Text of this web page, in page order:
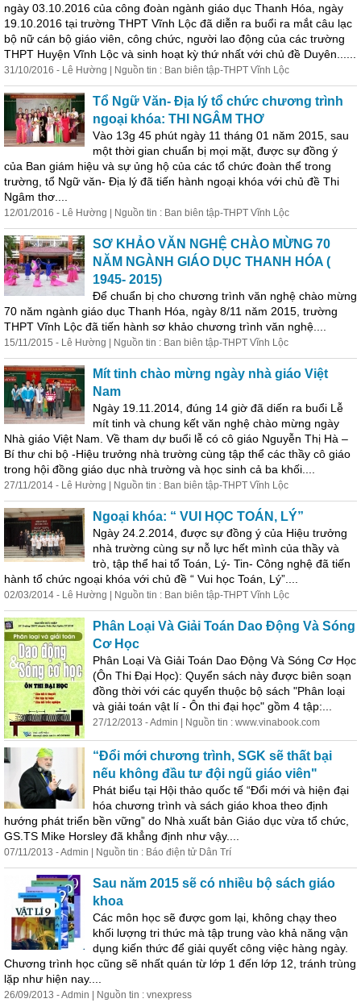
ngày 03.10.2016 của công đoàn ngành giáo dục Thanh Hóa, ngày
19.10.2016 tại trường THPT Vĩnh Lộc đã diễn ra buổi ra mắt câu lạc
bộ nữ cán bộ giáo viên, công chức, người lao động của các trường
THPT Huyện Vĩnh Lộc và sinh hoạt kỳ thứ nhất với chủ đề Duyên......
31/10/2016 - Lê Hường | Nguồn tin : Ban biên tập-THPT Vĩnh Lộc
Tổ Ngữ Văn- Địa lý tổ chức chương trình
ngoại khóa: THI NGÂM THƠ
Vào 13g 45 phút ngày 11 tháng 01 năm 2015, sau
một thời gian chuẩn bị mọi mặt, được sự đồng ý
của Ban giám hiệu và sự ủng hộ của các tổ chức đoàn thể trong
trường, tổ Ngữ văn- Địa lý đã tiến hành ngoại khóa với chủ đề Thi
Ngâm thơ....
12/01/2016 - Lê Hường | Nguồn tin : Ban biên tập-THPT Vĩnh Lộc
SƠ KHẢO VĂN NGHỆ CHÀO MỪNG 70
NĂM NGÀNH GIÁO DỤC THANH HÓA (
1945- 2015)
Để chuẩn bị cho chương trình văn nghệ chào mừng
70 năm ngành giáo dục Thanh Hóa, ngày 8/11 năm 2015, trường
THPT Vĩnh Lộc đã tiến hành sơ khảo chương trình văn nghệ....
15/11/2015 - Lê Hường | Nguồn tin : Ban biên tập-THPT Vĩnh Lộc
Mít tinh chào mừng ngày nhà giáo Việt
Nam
Ngày 19.11.2014, đúng 14 giờ đã diến ra buổi Lễ
mít tinh và chung kết văn nghệ chào mừng ngày
Nhà giáo Việt Nam. Về tham dự buổi lễ có cô giáo Nguyễn Thị Hà –
Bí thư chi bộ -Hiệu trưởng nhà trường cùng tập thể các thầy cô giáo
trong hội đồng giáo dục nhà trường và học sinh cả ba khối....
27/11/2014 - Lê Hường | Nguồn tin : Ban biên tập-THPT Vĩnh Lộc
Ngoại khóa: “ VUI HỌC TOÁN, LÝ”
Ngày 24.2.2014, được sự đồng ý của Hiệu trưởng
nhà trường cùng sự nỗ lực hết mình của thầy và
trò, tập thể hai tổ Toán, Lý- Tin- Công nghệ đã tiến
hành tổ chức ngoại khóa với chủ đề “ Vui học Toán, Lý”....
02/03/2014 - Lê Hường | Nguồn tin : Ban biên tập-THPT Vĩnh Lộc
Phân Loại Và Giải Toán Dao Động Và Sóng
Cơ Học
Phân Loại Và Giải Toán Dao Động Và Sóng Cơ Học
(Ôn Thi Đại Học): Quyển sách này được biên soạn
đồng thời với các quyển thuộc bộ sách "Phân loại
và giải toán vật lí - Ôn thi đại học" gồm 4 tập:...
27/12/2013 - Admin | Nguồn tin : www.vinabook.com
“Đổi mới chương trình, SGK sẽ thất bại
nếu không đầu tư đội ngũ giáo viên"
Phát biểu tại Hội thảo quốc tế “Đổi mới và hiện đại
hóa chương trình và sách giáo khoa theo định
hướng phát triển bền vững” do Nhà xuất bản Giáo dục vừa tổ chức,
GS.TS Mike Horsley đã khẳng định như vậy....
07/11/2013 - Admin | Nguồn tin : Báo điện tử Dân Trí
Sau năm 2015 sẽ có nhiều bộ sách giáo
khoa
Các môn học sẽ được gom lại, không chạy theo
khối lượng tri thức mà tập trung vào khả năng vận
dụng kiến thức để giải quyết công việc hàng ngày.
Chương trình học cũng sẽ nhất quán từ lớp 1 đến lớp 12, tránh trùng
lặp như hiện nay....
26/09/2013 - Admin | Nguồn tin : vnexpress